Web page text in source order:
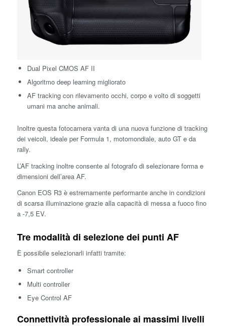
Dual Pixel CMOS AF II
Algoritmo deep learning migliorato
AF tracking con rilevamento occhi, corpo e volto di soggetti
umani ma anche animali.
Inoltre questa fotocamera vanta di una nuova funzione di tracking
dei veicoli, ideale per Formula 1, motomondiale, auto GT e da
rally.
L’AF tracking inoltre consente al fotografo di selezionare forma e
dimensioni dell’area AF.
Canon EOS R3 è estremamente performante anche in condizioni
di scarsa illuminazione grazie alla capacità di messa a fuoco fino
a -7,5 EV.
Tre modalità di selezione dei punti AF
È possibile selezionarli infatti tramite:
Smart controller
Multi controller
Eye Control AF
Connettività professionale ai massimi livelli